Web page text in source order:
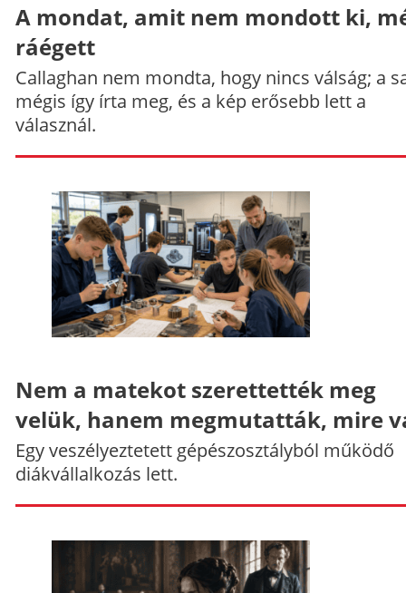
A mondat, amit nem mondott ki,
ráégett
Callaghan nem mondta, hogy nincs válság; a
mégis így írta meg, és a kép erősebb lett a
válasznál.
Nem a matekot szerettették meg
velük, hanem megmutatták, mire
Egy veszélyeztetett gépészosztályból működő
diákvállalkozás lett.